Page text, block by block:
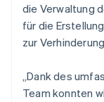
die Verwaltung
für die
zur
„Dank des
Team konnten